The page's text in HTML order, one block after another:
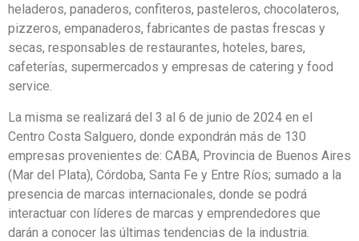
heladeros, panaderos, confiteros, pasteleros, chocolateros,
pizzeros, empanaderos, fabricantes de pastas frescas y
secas, responsables de restaurantes, hoteles, bares,
cafeterías, supermercados y empresas de catering y food
service.
La misma se realizará del 3 al 6 de junio de 2024 en el
Centro Costa Salguero, donde expondrán más de 130
empresas provenientes de: CABA, Provincia de Buenos Aires
(Mar del Plata), Córdoba, Santa Fe y Entre Ríos; sumado a la
presencia de marcas internacionales, donde se podrá
interactuar con líderes de marcas y emprendedores que
darán a conocer las últimas tendencias de la industria.